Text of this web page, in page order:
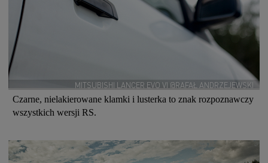
MITSUBISHI LANCER EVO VI @RAFAŁ ANDRZEJEWSKI
Czarne, nielakierowane klamki i lusterka to znak rozpoznawczy
wszystkich wersji RS.